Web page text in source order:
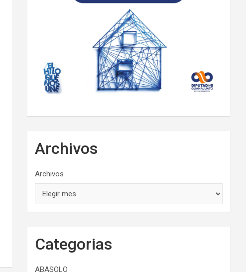
Archivos
Archivos
Categorias
ABASOLO